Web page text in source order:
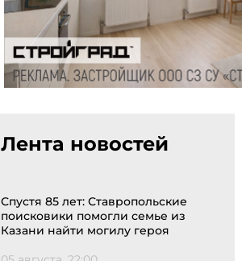
Лента новостей
Спустя 85 лет: Ставропольские
поисковики помогли семье из
Казани найти могилу героя